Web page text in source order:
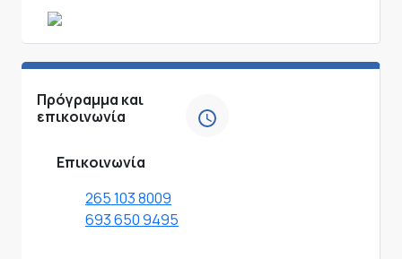
Πρόγραμμα και
επικοινωνία
Επικοινωνία
265 103 8009
693 650 9495